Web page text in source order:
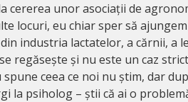
cererea unor asociații de
locuri, eu chiar sper să
industria lactatelor, a cărnii, a
regăsește și nu este un caz
ceea ce noi nu știm, dar
la psiholog – știi că ai o